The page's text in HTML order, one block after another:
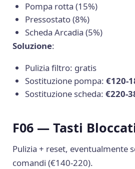
Pompa rotta (15%)
Pressostato (8%)
Scheda Arcadia (5%)
Soluzione:
Pulizia filtro: gratis
Sostituzione pompa:€120-
Sostituzione scheda:€220-
F06 — Tasti
Pulizia + reset, eventualmente
comandi (€140-220).